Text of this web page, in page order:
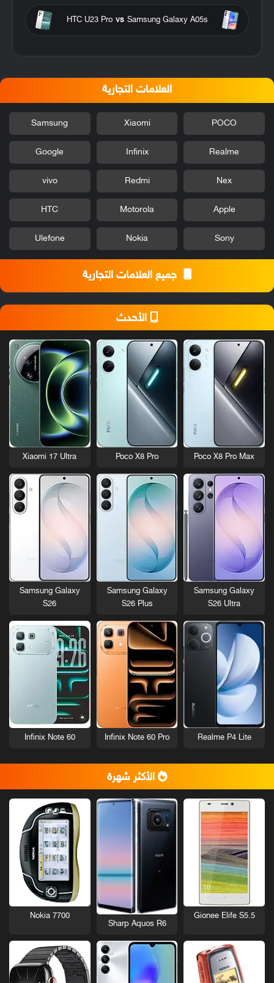
Samsung Galaxy A05s
vs
HTC U23 Pro
العلامات التجارية
POCO
Xiaomi
Samsung
Realme
Infinix
Google
Nex
Redmi
vivo
Apple
Motorola
HTC
Sony
Nokia
Ulefone
جميع العلامات التجارية
الأحدث
Poco X8 Pro Max
Poco X8 Pro
Xiaomi 17 Ultra
Samsung Galaxy
S26 Ultra
Samsung Galaxy
S26 Plus
Samsung Galaxy
S26
Realme P4 Lite
Infinix Note 60 Pro
Infinix Note 60
الأكثر شهرة
Gionee Elife S5.5
Sharp Aquos R6
Nokia 7700